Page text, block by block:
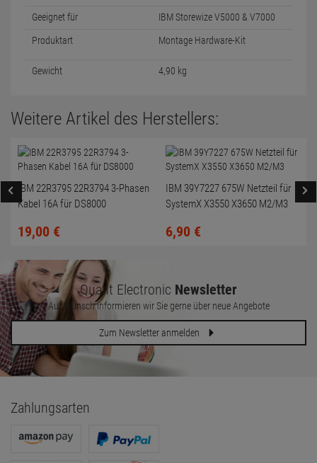
Geeignet für IBM Storewize V5000 & V7000
Produktart Montage Hardware-Kit
Gewicht 4,90 kg
Weitere Artikel des Herstellers:
IBM 22R3795 22R3794 3-Phasen
Kabel 16A für DS8000
19,00 €
IBM 39Y7227 675W Netzteil für
SystemX X3550 X3650 M2/M3
6,90 €
Quant Electronic Newsletter
Auf Wunsch informieren wir Sie gerne über neue Angebote
Zum Newsletter anmelden
Zahlungsarten